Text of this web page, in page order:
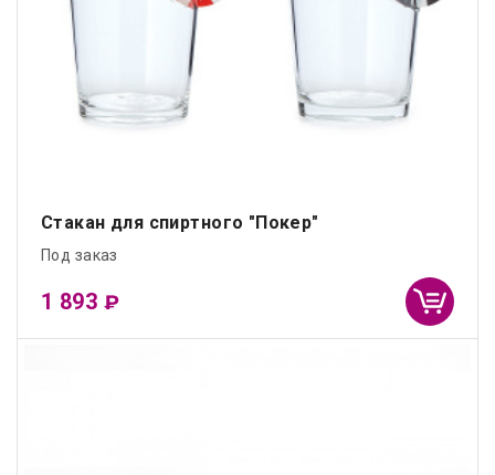
Стакан для спиртного "Покер"
Под заказ
1 893 ₽